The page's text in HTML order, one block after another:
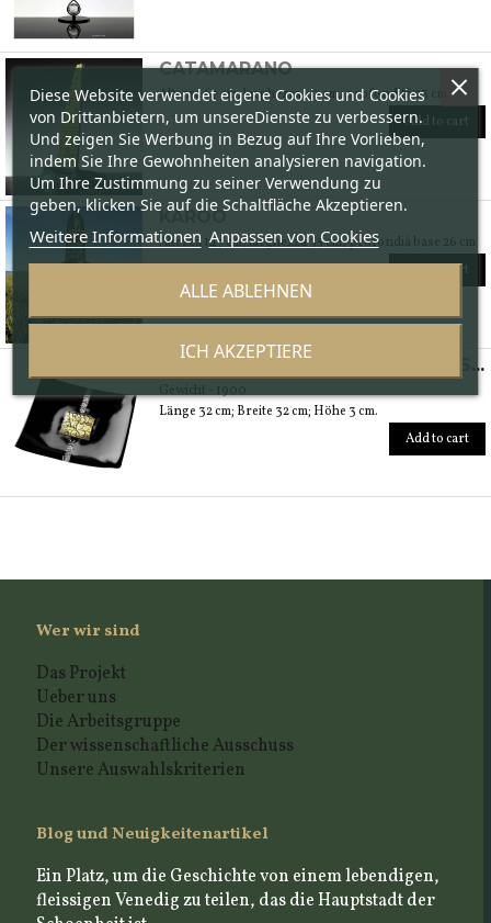
CATAMARANO
Altezza 67 cm, larghezza 40 cm, profondità 23 cm
Add to cart
KAROO
Altezza 147 cm, larghezza 35 cm, profondià base 26 cm
Add to cart
„GOLD“ VIERECKIGER TAFELAUFSATZ MIT GOLDFOLIE
Länge 32 cm; Breite 32 cm; Höhe 3 cm.
Add to cart
Wer wir sind
Das Projekt
Ueber uns
Die Arbeitsgruppe
Der wissenschaftliche Ausschuss
Unsere Auswahlskriterien
Blog und Neuigkeitenartikel
Ein Platz, um die Geschichte von einem lebendigen,
fleissigen Venedig zu teilen, das die Hauptstadt der
Diese Website verwendet eigene Cookies und Cookies
von Drittanbietern, um unsereDienste zu verbessern.
Und zeigen Sie Werbung in Bezug auf Ihre Vorlieben,
indem Sie Ihre Gewohnheiten analysieren navigation.
Um Ihre Zustimmung zu seiner Verwendung zu
geben, klicken Sie auf die Schaltfläche Akzeptieren.
Weitere Informationen Anpassen von Cookies
ALLE ABLEHNEN
ICH AKZEPTIERE